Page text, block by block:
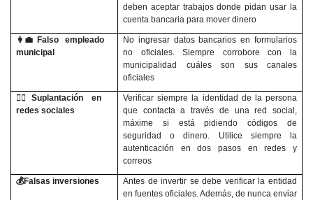
deben aceptar trabajos donde pidan usar la
cuenta bancaria para mover dinero
👩‍💼 Falso empleado
municipal
No ingresar datos bancarios en formularios
no oficiales. Siempre corrobore con la
municipalidad cuáles son sus canales
oficiales
🙍‍♀️Suplantación en
redes sociales
Verificar siempre la identidad de la persona
que contacta a través de una red social,
máxime si está pidiendo códigos de
seguridad o dinero. Utilice siempre la
autenticación en dos pasos en redes y
correos
💰Falsas inversiones
Antes de invertir se debe verificar la entidad
en fuentes oficiales. Además, de nunca enviar